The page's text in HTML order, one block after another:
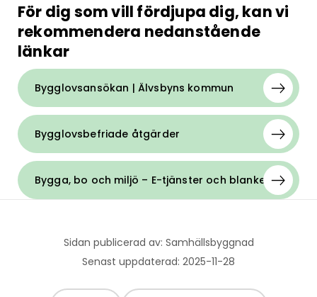
För dig som vill fördjupa dig, kan vi
rekommendera nedanstående
länkar
Bygglovsansökan | Älvsbyns kommun
Bygglovsbefriade åtgärder
Bygga, bo och miljö – E-tjänster och blanketter
Sidan publicerad av: Samhällsbyggnad
Senast uppdaterad: 2025-11-28